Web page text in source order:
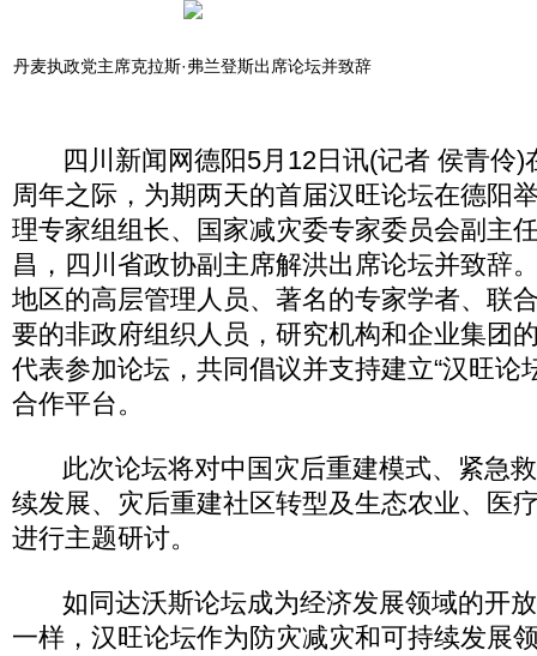
丹麦执政党主席克拉斯·弗兰登斯出席论坛并致辞
四川新闻网德阳5月12日讯(记者 侯青伶)
周年之际，为期两天的首届汉旺论坛在德阳
理专家组组长、国家减灾委专家委员会副主
昌，四川省政协副主席解洪出席论坛并致辞
地区的高层管理人员、著名的专家学者、联
要的非政府组织人员，研究机构和企业集团
代表参加论坛，共同倡议并支持建立“汉旺论
合作平台。
此次论坛将对中国灾后重建模式、紧急救
续发展、灾后重建社区转型及生态农业、医
进行主题研讨。
如同达沃斯论坛成为经济发展领域的开放
一样，汉旺论坛作为防灾减灾和可持续发展